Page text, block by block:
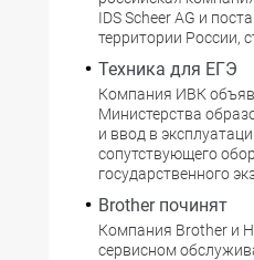
IDS Scheer AG и
территории России,
Техника для ЕГЭ
Компания ИВК
Министерства
и ввод в
сопутствующего
государственного
Brother починят
Компания Brother и
сервисном